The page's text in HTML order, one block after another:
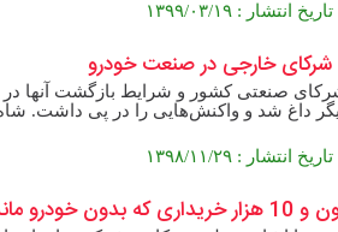
شرکای خارجی در صنعت خودرو
صنعتی کشور و شرایط بازگشت آنها
دیگر داغ شد و واکنش‌هایی را در پی
+ فیلم